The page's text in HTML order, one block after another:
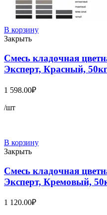
В корзину
Закрыть
Смесь кладочная
Эксперт, Красный,
1 598.00₽
/шт
В корзину
Закрыть
Смесь кладочная
Эксперт, Кремовый,
1 120.00₽